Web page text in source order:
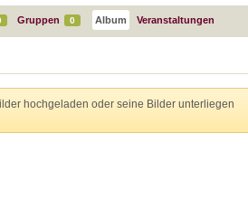
Gruppen 0 Album Veranstaltungen
hochgeladen oder seine Bilder unterliegen